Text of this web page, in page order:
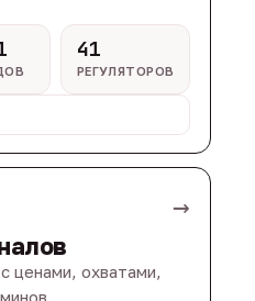
41
РЕГУЛЯТОРОВ
→
ценами, охватами,